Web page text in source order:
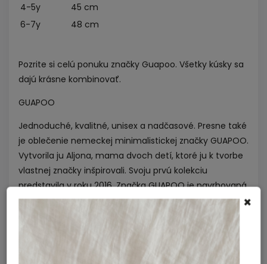
4-5y
45 cm
6-7y
48 cm
Pozrite si celú ponuku značky Guapoo. Všetky kúsky sa
dajú krásne kombinovať.
GUAPOO
Jednoduché, kvalitné, unisex a nadčasové. Presne také
je oblečenie nemeckej minimalistickej značky GUAPOO.
Vytvorila ju Aljona, mama dvoch detí, ktoré ju k tvorbe
vlastnej značky inšpirovali. Svoju prvú kolekciu
predstavila v roku 2016. Značka GUAPOO je navrhovaná
v Nemecku. Vyrobená je ručne a eticky starostlivo
vybraným rodinným podnikom v Indii. Vďaka jemným
farbám a jednoduchému dizajnu ponúka GUAPOO
nespočetné možnosti kombinácií pre deti od 0 do 7
rokov. Sme jedným z prvých e-shopov vôbec, ktorému
×